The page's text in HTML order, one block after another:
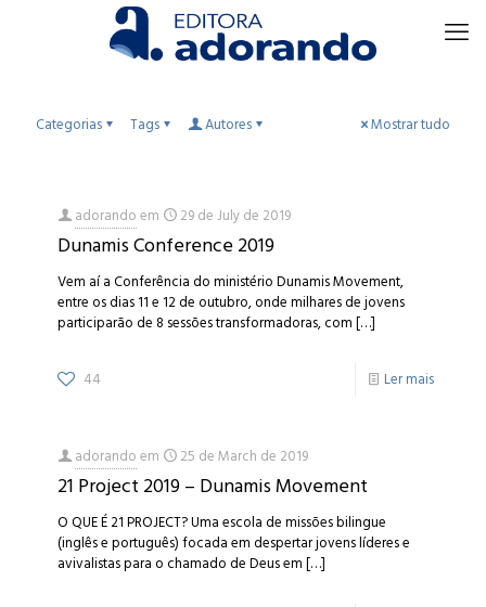
Categorias Tags Autores Mostrar tudo
adorandoem 29 de July de 2019
Dunamis Conference 2019
Vem aí a Conferência do ministério Dunamis Movement,
entre os dias 11 e 12 de outubro, onde milhares de jovens
participarão de 8 sessões transformadoras, com[…]
44 Ler mais
adorandoem 25 de March de 2019
21 Project 2019 – Dunamis Movement
O QUE É 21 PROJECT? Uma escola de missões bilingue
(inglês e português) focada em despertar jovens líderes e
avivalistas para o chamado de Deus em[…]